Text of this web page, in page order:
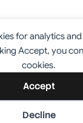
for analytics
Accept, you
cookies.
Accept
Decline
Kontak